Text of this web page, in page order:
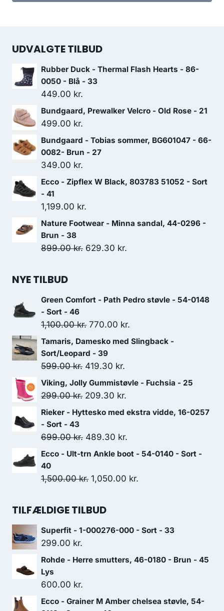
UDVALGTE TILBUD
Rubber Duck - Thermal Flash Hearts - 86-
0050 - Blå - 33
449.00 kr.
Bundgaard, Prewalker Velcro - Old Rose - 21
499.00 kr.
Bundgaard - Tobias sommer, BG601047 - 66-
0082- Brun - 27
349.00 kr.
Ecco - Zipflex W Black, 803783 51052 - Sort
- 41
1,199.00 kr.
Nature Footwear - Minna sandal, 44-0296 -
Brun - 38
899.00kr. Den
899.00 kr..
629.30 kr.
629.30 kr..
NYE TILBUD
Green Comfort - Path Pedro støvle - 54-0148
- Sort - 46
1,100.00kr. Den
oprindelige
pris
var:
1,100.00 kr..
770.00 kr.
aktuelle
770.00 kr..
Tamaris, Damesko med Slingback -
Sort/Leopard - 39
599.00kr. Den
oprindelige
pris
419.30 kr.
aktuelle
Viking, Jolly Gummistøvle - Fuchsia - 25
299.00kr. Den
oprindelige
var:
299.00 kr..
209.30 kr.
aktuelle
209.30 kr..
Rieker - Hyttesko med ekstra vidde, 16-0257
- Sort - 43
699.00kr. Den
oprindelige
var:
489.30 kr.
aktuelle
er:
Ecco - Ult-trn Ankle boot - 54-0140 - Sort -
40
1,500.00kr. Den
pris
1,500.00 kr..
1,050.00 kr.
1,050.00 kr..
TILFÆLDIGE TILBUD
Superfit - 1-000276-000 - Sort - 33
299.00 kr.
Rohde - Herre smutters, 46-0180 - Brun - 45
Lys
600.00 kr.
Ecco - Grainer M Amber chelsea støvle, 54-